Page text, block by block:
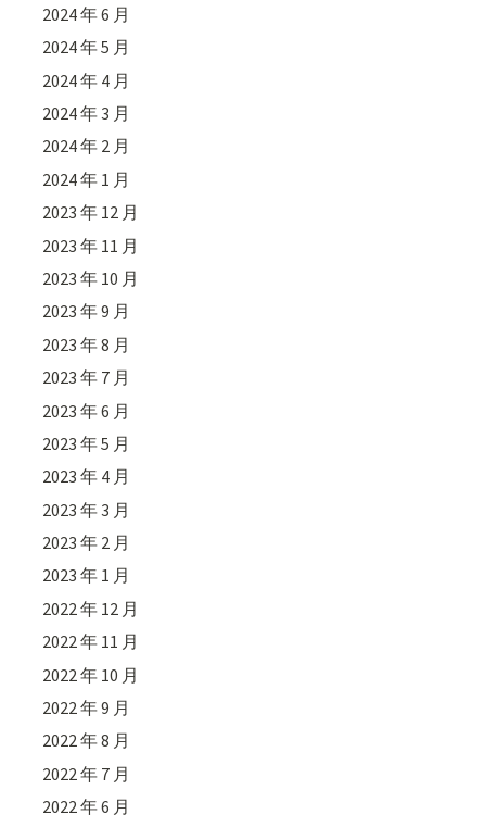
2024 年 6 月
2024 年 5 月
2024 年 4 月
2024 年 3 月
2024 年 2 月
2024 年 1 月
2023 年 12 月
2023 年 11 月
2023 年 10 月
2023 年 9 月
2023 年 8 月
2023 年 7 月
2023 年 6 月
2023 年 5 月
2023 年 4 月
2023 年 3 月
2023 年 2 月
2023 年 1 月
2022 年 12 月
2022 年 11 月
2022 年 10 月
2022 年 9 月
2022 年 8 月
2022 年 7 月
2022 年 6 月